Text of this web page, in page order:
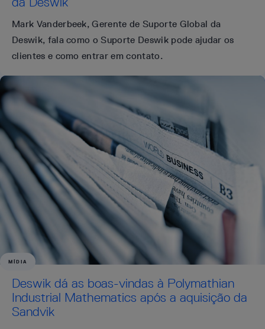
Mark Vanderbeek, Gerente de Suporte Global da
Deswik, fala como o Suporte Deswik pode ajudar os
clientes e como entrar em contato.
MÍDIA
Deswik dá as boas-vindas à Polymathian
Industrial Mathematics após a aquisição da
Sandvik